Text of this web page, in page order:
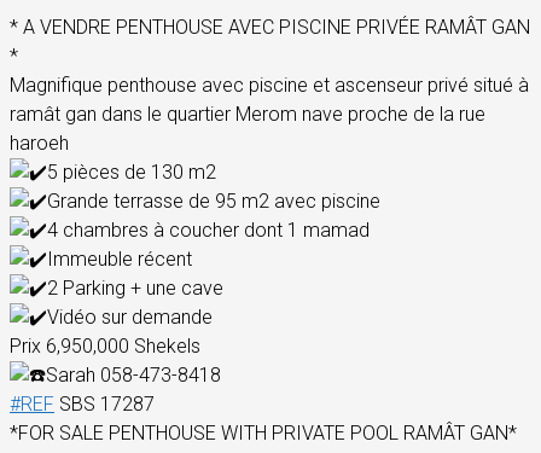
* A VENDRE PENTHOUSE AVEC PISCINE PRIVÉE RAMÂT GAN
*
Magnifique penthouse avec piscine et ascenseur privé situé à
ramât gan dans le quartier Merom nave proche de la rue
haroeh
5 pièces de 130 m2
Grande terrasse de 95 m2 avec piscine
4 chambres à coucher dont 1 mamad
Immeuble récent
2 Parking + une cave
Vidéo sur demande
Prix 6,950,000 Shekels
Sarah 058-473-8418
#REF SBS 17287
*FOR SALE PENTHOUSE WITH PRIVATE POOL RAMÂT GAN*